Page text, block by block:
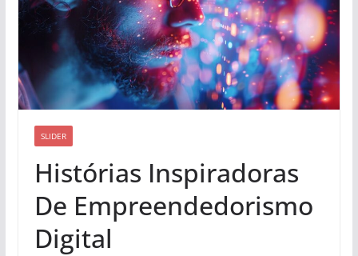
SLIDER
Histórias Inspiradoras
De Empreendedorismo
Digital